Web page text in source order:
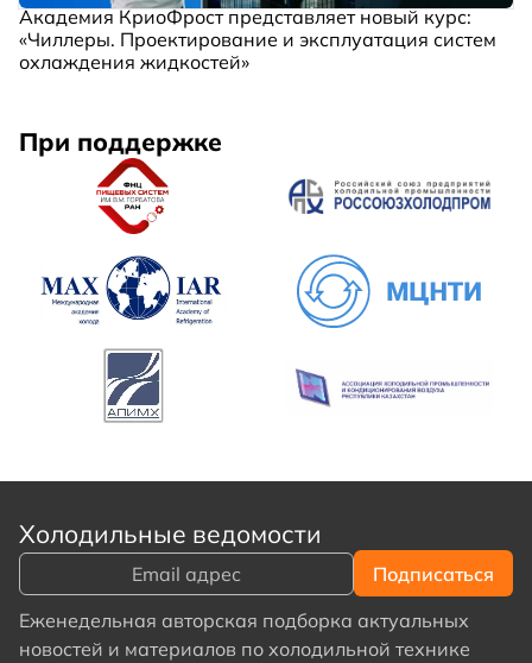
Академия КриоФрост представляет новый курс:
«Чиллеры. Проектирование и эксплуатация систем
охлаждения жидкостей»
При поддержке
Холодильные ведомости
Еженедельная авторская подборка актуальных
новостей и материалов по холодильной технике